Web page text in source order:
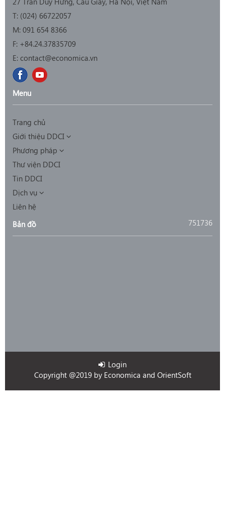
T: (024) 66722057
M: 091 654 8366
F: +84.24.37835709
E: contact@economica.vn
Menu
Trang chủ
Giới thiệu DDCI
Phương pháp
Thư viện DDCI
Tin DDCI
Dịch vụ
Liên hệ
Bản đồ
751736
Login
Copyright @2019 by Economica and OrientSoft